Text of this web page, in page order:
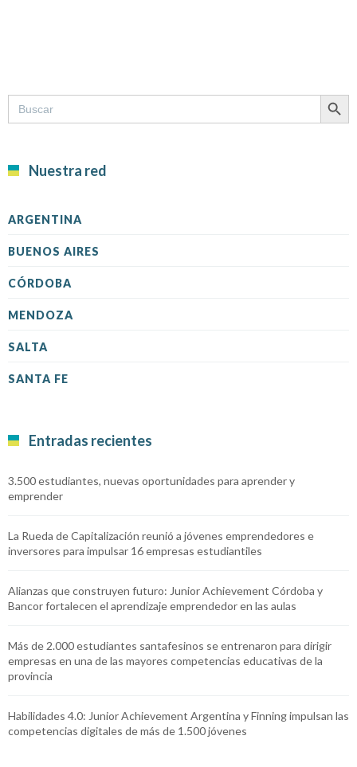
Search
for:
SEARCH
Nuestra red
ARGENTINA
BUENOS AIRES
CÓRDOBA
MENDOZA
SALTA
SANTA FE
Entradas recientes
3.500 estudiantes, nuevas oportunidades para aprender y
emprender
La Rueda de Capitalización reunió a jóvenes emprendedores e
inversores para impulsar 16 empresas estudiantiles
Alianzas que construyen futuro: Junior Achievement Córdoba y
Bancor fortalecen el aprendizaje emprendedor en las aulas
Más de 2.000 estudiantes santafesinos se entrenaron para dirigir
empresas en una de las mayores competencias educativas de la
provincia
Habilidades 4.0: Junior Achievement Argentina y Finning impulsan las
competencias digitales de más de 1.500 jóvenes